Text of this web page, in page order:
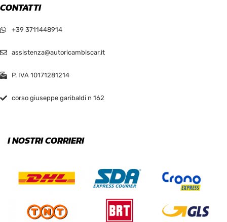
CONTATTI
+39 3711448914
assistenza@autoricambiscar.it
P. IVA 10171281214
corso giuseppe garibaldi n 162
I NOSTRI CORRIERI